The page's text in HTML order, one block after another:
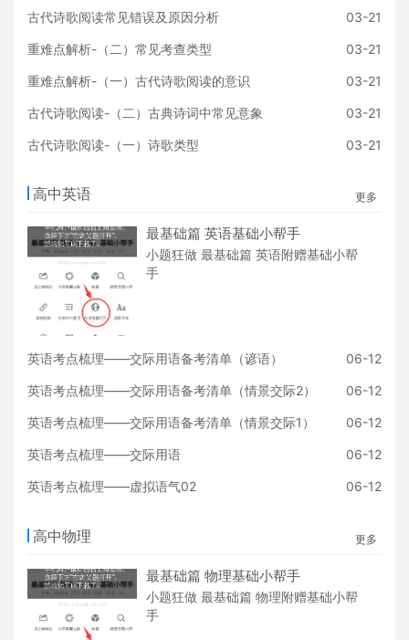
古代诗歌阅读常见错误及原因分析 03-21
重难点解析-（二）常见考查类型 03-21
重难点解析-（一）古代诗歌阅读的意识 03-21
古代诗歌阅读-（二）古典诗词中常见意象 03-21
古代诗歌阅读-（一）诗歌类型 03-21
高中英语 更多
最基础篇 英语基础小帮手
小题狂做 最基础篇 英语附赠基础小帮
手
英语考点梳理——交际用语备考清单（谚语） 06-12
英语考点梳理——交际用语备考清单（情景交际2） 06-12
英语考点梳理——交际用语备考清单（情景交际1） 06-12
英语考点梳理——交际用语 06-12
英语考点梳理——虚拟语气02 06-12
高中物理 更多
最基础篇 物理基础小帮手
小题狂做 最基础篇 物理附赠基础小帮
手